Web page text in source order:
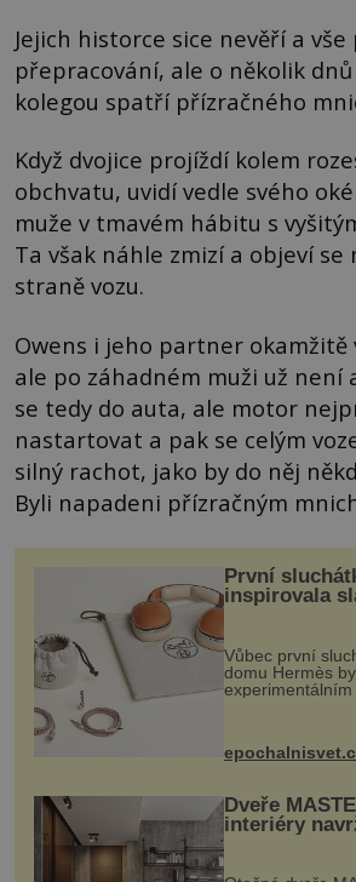
Jejich historce sice nevěří a vše
přepracování, ale o několik
kolegou spatří přízračného
Když dvojice projíždí kolem
obchvatu, uvidí vedle svého
muže v tmavém hábitu s
Ta však náhle zmizí a objeví se
straně vozu.
Owens i jeho partner okamžitě
ale po záhadném muži už není
se tedy do auta, ale motor
nastartovat a pak se celým
silný rachot, jako by do něj
Byli napadeni přízračným
První
inspirovala
Vůbec první
domu Hermès
experimentálním
kovový...
Dveře
interiéry
rozumem i